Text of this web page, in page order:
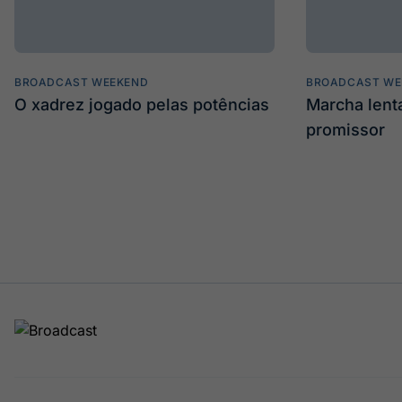
BROADCAST WEEKEND
O xadrez jogado pelas potências
BROADCAST
Marcha
promissor